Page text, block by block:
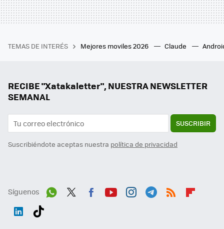
TEMAS DE INTERÉS Mejores moviles 2026 Claude
RECIBE "Xatakaletter", NUESTRA NEWSLETTER
SEMANAL
SUSCRIBIR
Suscribiéndote aceptas nuestra política de privacidad
Síguenos